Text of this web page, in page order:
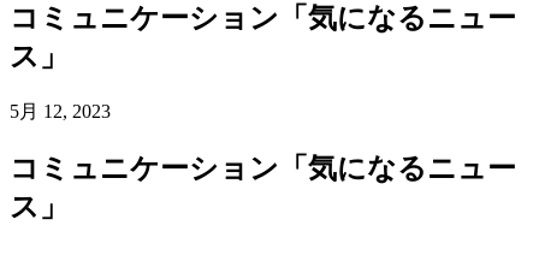
コミュニケーション「気になるニュー
ス」
5月 12, 2023
コミュニケーション「気になるニュー
ス」